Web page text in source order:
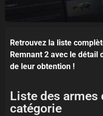
Retrouvez la liste
Remnant 2 avec le détail
de leur obtention !
Liste des armes
catégorie